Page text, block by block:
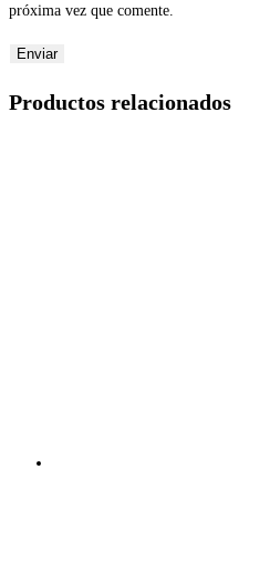
próxima vez que comente.
Productos relacionados